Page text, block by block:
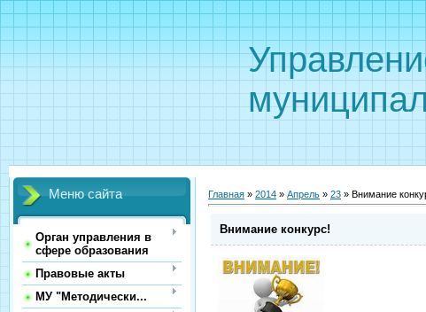
Меню сайта
Орган управления в
сфере образования
Правовые акты
МУ "Методически...
Главная » 2014 » Апрель » 23 » Внимание
Внимание конкурс!